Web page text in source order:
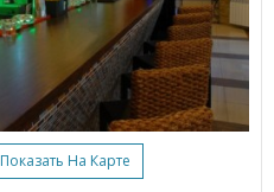
Показать На Карте